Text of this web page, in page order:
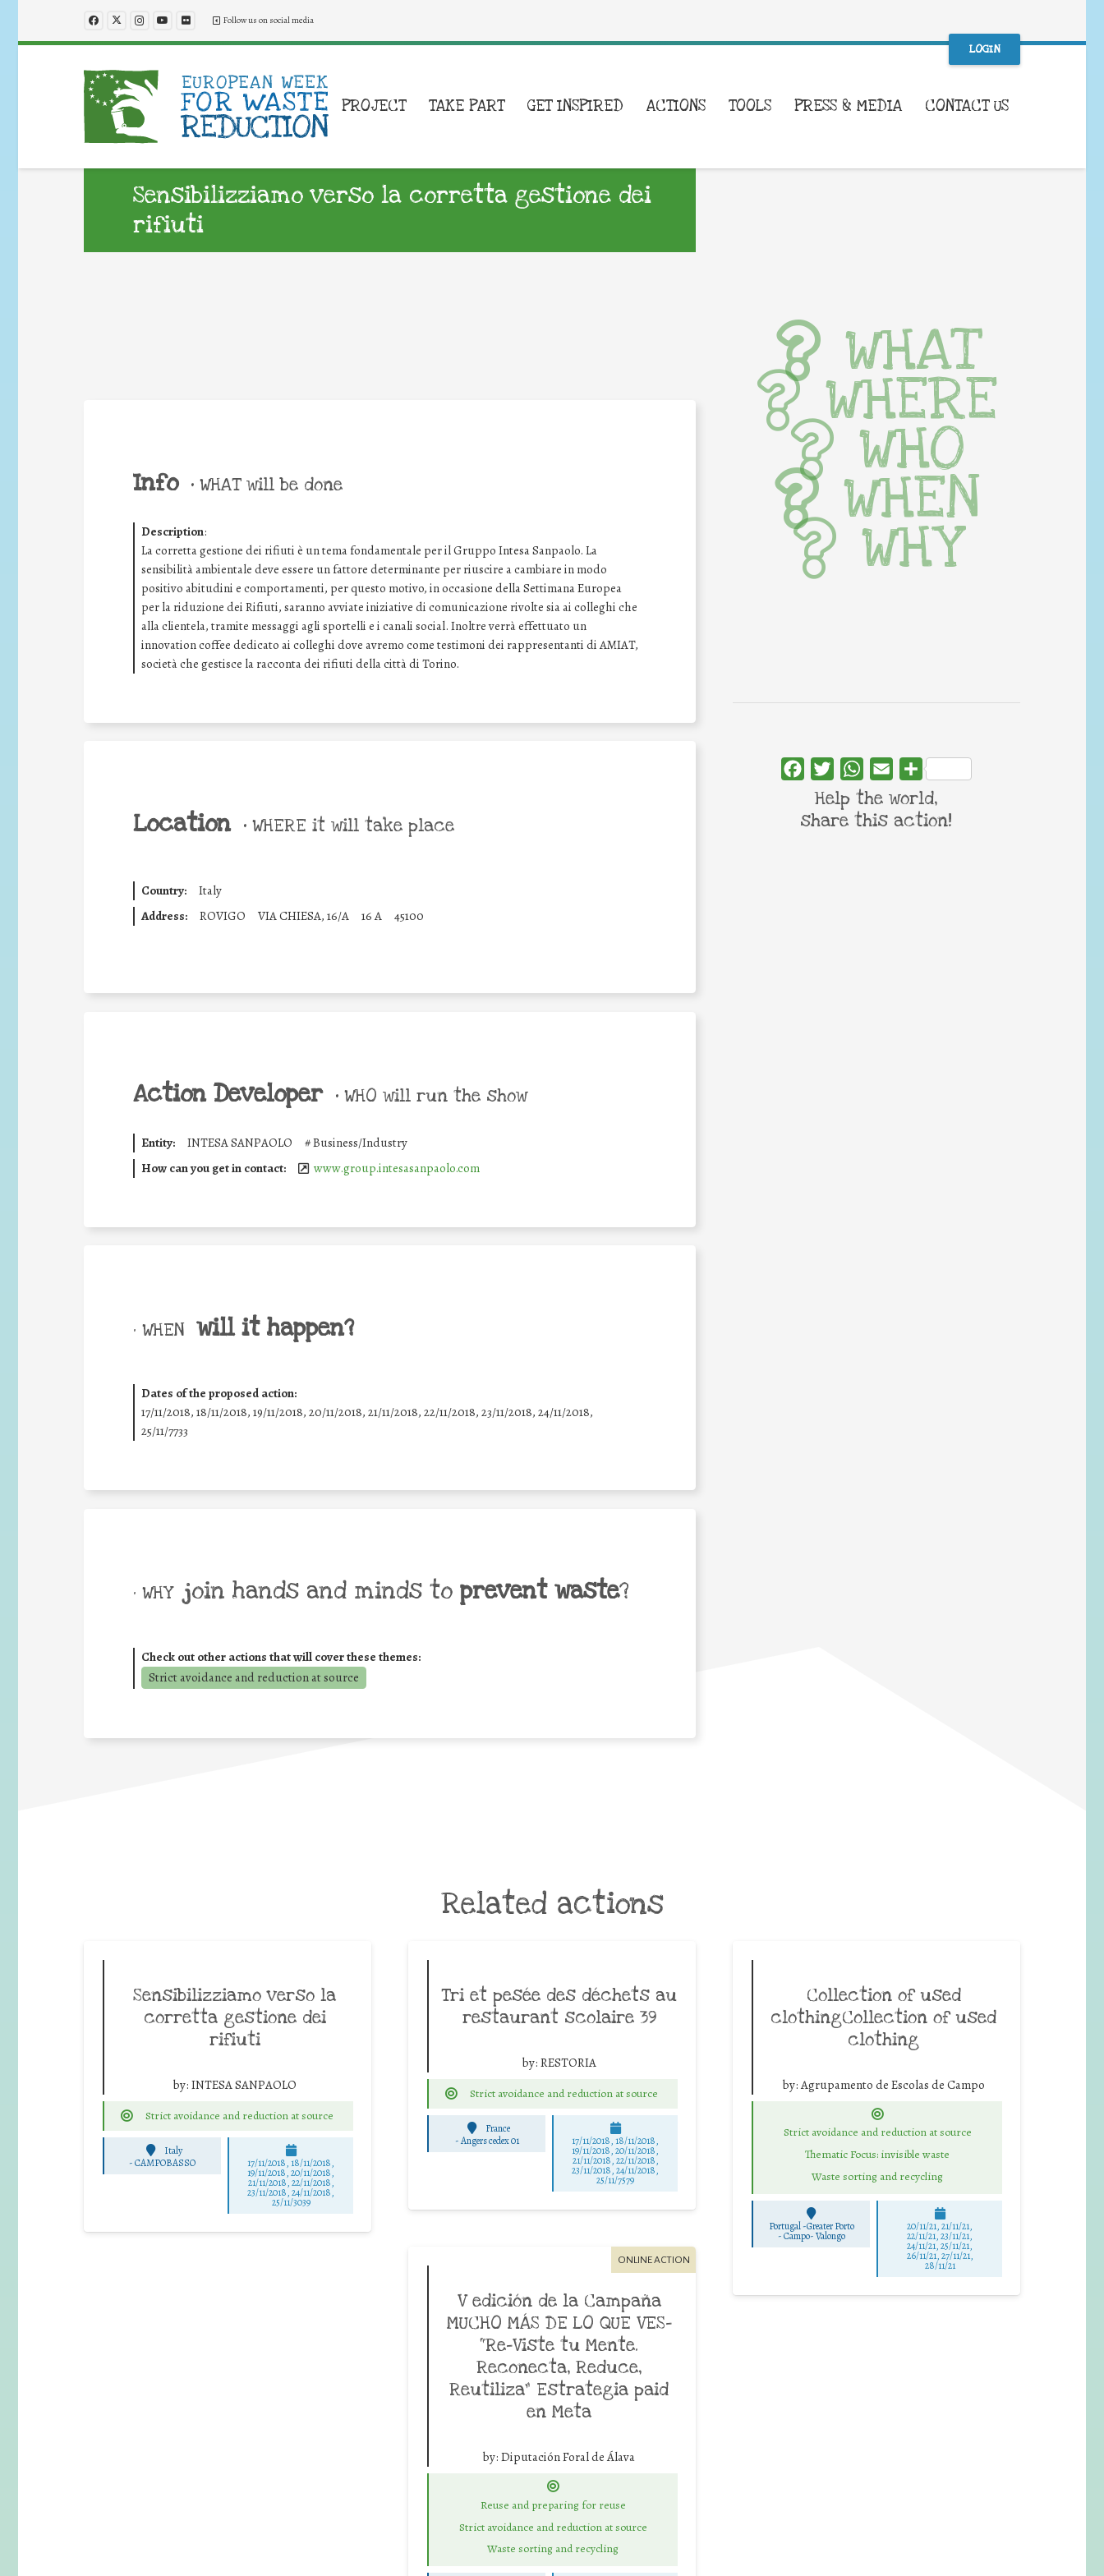
Follow us on social media
LOGIN
PROJECT TAKE PART GET INSPIRED ACTIONS TOOLS PRESS & MEDIA CONTACT US
Sensibilizziamo verso la corretta gestione dei
rifiuti
Info • WHAT will be done
Description:
La corretta gestione dei rifiuti è un tema fondamentale per il Gruppo Intesa Sanpaolo. La
sensibilità ambientale deve essere un fattore determinante per riuscire a cambiare in modo
positivo abitudini e comportamenti, per questo motivo, in occasione della Settimana Europea
per la riduzione dei Rifiuti, saranno avviate iniziative di comunicazione rivolte sia ai colleghi che
alla clientela, tramite messaggi agli sportelli e i canali social. Inoltre verrà effettuato un
innovation coffee dedicato ai colleghi dove avremo come testimoni dei rappresentanti di AMIAT,
società che gestisce la racconta dei rifiuti della città di Torino.
Location • WHERE it will take place
Country:
Italy
Address:
ROVIGO VIA CHIESA, 16/A 16 A 45100
Action Developer • WHO will run the show
Entity: INTESA SANPAOLO #Business/Industry
How can you get in contact:
www.group.intesasanpaolo.com
• WHEN will it happen?
Dates of the proposed action:
17/11/2018, 18/11/2018, 19/11/2018, 20/11/2018, 21/11/2018, 22/11/2018, 23/11/2018, 24/11/2018,
25/11/7733
• WHY join hands and minds to prevent waste?
Check out other actions that will cover these themes:
Strict avoidance and reduction at source
WHAT
WHERE
WHO
WHEN
WHY
FacebookTwitterWhatsApp
Email Share
Help the world,
share this action!
Related actions
Sensibilizziamo verso la
corretta gestione dei
rifiuti
by: INTESA SANPAOLO
Strict avoidance and reduction at source
Italy
-CAMPOBASSO 17/11/2018, 18/11/2018,
19/11/2018, 20/11/2018,
21/11/2018, 22/11/2018,
23/11/2018, 24/11/2018,
25/11/3039
Tri et pesée des déchets au
restaurant scolaire 39
by: RESTORIA
Strict avoidance and reduction at source
France
-Angers cedex 01 17/11/2018, 18/11/2018,
19/11/2018, 20/11/2018,
21/11/2018, 22/11/2018,
23/11/2018, 24/11/2018,
25/11/7579
Collection of used
clothingCollection of used
clothing
by:Agrupamento de Escolas de Campo
Strict avoidance and reduction at source
Thematic Focus: invisible waste
Waste sorting and recycling
Portugal -Greater Porto
-Campo- Valongo
20/11/21, 21/11/21,
22/11/21, 23/11/21,
24/11/21, 25/11/21,
26/11/21, 27/11/21,
28/11/21
ONLINE ACTION
V edición de la Campaña
MUCHO MÁS DE LO QUE VES-
“Re-Viste tu Mente.
Reconecta, Reduce,
Reutiliza” Estrategia paid
en Meta
by: Diputación Foral de Álava
Reuse and preparing for reuse
Strict avoidance and reduction at source
Waste sorting and recycling